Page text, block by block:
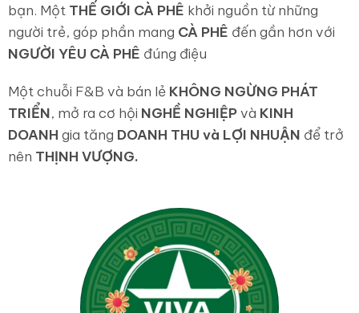
bạn. Một THẾ GIỚI CÀ PHÊ khởi nguồn từ những
người trẻ, góp phần mang CÀ PHÊ đến gần hơn với
NGƯỜI YÊU CÀ PHÊ đúng điệu
Một chuỗi F&B và bán lẻ KHÔNG NGỪNG PHÁT
TRIỂN, mở ra cơ hội NGHỀ NGHIỆPvà KINH
DOANH gia tăng DOANH THU và LỢI NHUẬN để trở
nên THỊNH VƯỢNG.